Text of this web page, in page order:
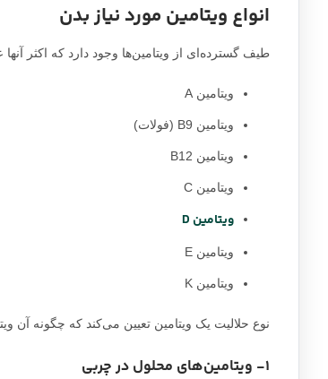
انواع ویتامین مورد نیاز بدن
طیف گسترده‌ای از ویتامین‌ها وجود دارد که اکثر آنها
ویتامین A
ویتامین B9 (فولات)
ویتامین B12
ویتامین C
ویتامین D
ویتامین E
ویتامین K
نوع حلالیت یک ویتامین تعیین می‌کند که چگونه آن
1- ویتامین‌های محلول در چربی